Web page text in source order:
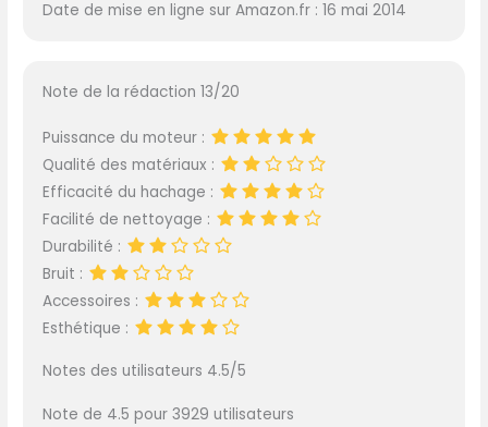
Date de mise en ligne sur Amazon.fr : 16 mai 2014
Note de la rédaction 13/20
Puissance du moteur :
Qualité des matériaux :
Efficacité du hachage :
Facilité de nettoyage :
Durabilité :
Bruit :
Accessoires :
Esthétique :
Notes des utilisateurs 4.5/5
Note de 4.5 pour 3929 utilisateurs